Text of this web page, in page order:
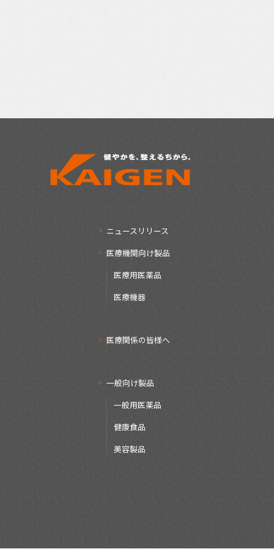
ニュースリリース
医療機関向け製品
医療用医薬品
医療機器
医療関係の皆様へ
一般向け製品
一般用医薬品
健康食品
美容製品